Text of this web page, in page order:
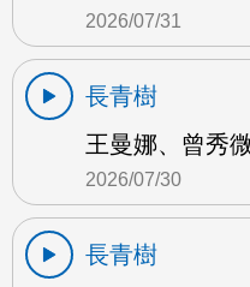
2026/07/31
長青樹
王曼娜、曾秀
2026/07/30
長青樹